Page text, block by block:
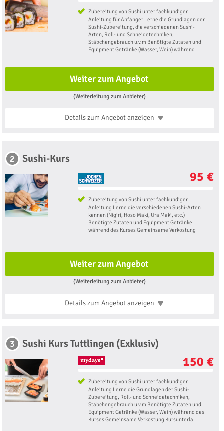
Zubereitung von Sushi unter fachkundiger
Anleitung für Anfänger Lerne die Grundlagen der
Sushi-Zubereitung, die verschiedenen Sushi-
Arten, Roll- und Schneidetechniken,
Stäbchengebrauch u.v.m Benötigte Zutaten und
Equipment Getränke (Wasser, Wein) während
Weiter zum Angebot
(Weiterleitung zum Anbieter)
Details zum Angebotanzeigen
2 Sushi-Kurs
95 €
Zubereitung von Sushi unter fachkundiger
Anleitung Lerne die verschiedenen Sushi-Arten
kennen (Nigiri, Hoso Maki, Ura Maki, etc.)
Benötigte Zutaten und Equipment Getränke
während des Kurses Gemeinsame Verkostung
Weiter zum Angebot
(Weiterleitung zum Anbieter)
Details zum Angebotanzeigen
3 Sushi Kurs Tuttlingen (Exklusiv)
150 €
Zubereitung von Sushi unter fachkundiger
Anleitung Lerne die Grundlagen der Sushi-
Zubereitung, Roll- und Schneidetechniken,
Stäbchengebrauch u.v.m Benötigte Zutaten und
Equipment Getränke (Wasser, Wein) während des
Kurses Gemeinsame Verkostung Kursunterla